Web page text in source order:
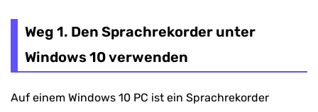
Weg 2. PC-Sound aufnehmen mit Recorder-
Software
Weg 3. Ton aufnehmen unter Windows 10 Online
Weg 1. Den Sprachrekorder unter
Windows 10 verwenden
Auf einem Windows 10 PC ist ein Sprachrekorder